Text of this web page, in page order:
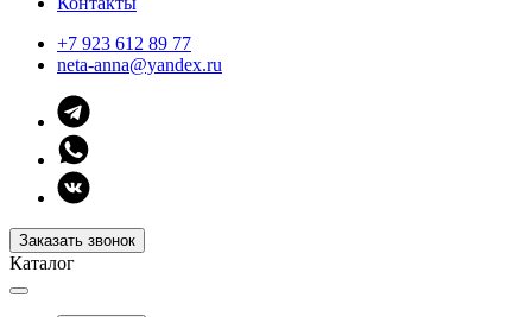
+7 923 612 89 77
neta-anna@yandex.ru
Заказать звонок
Каталог